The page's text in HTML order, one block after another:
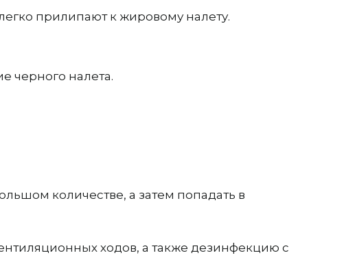
прилипают к жировому налету.
черного налета.
количестве, а затем попадать в
ходов, а также дезинфекцию с